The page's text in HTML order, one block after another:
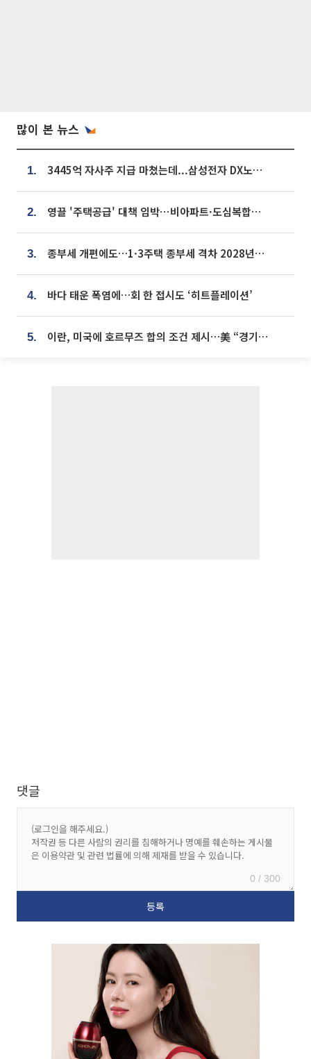
많이 본 뉴스
1. 3445억 자사주 지급 마쳤는데...삼성전자 DX노조, 뒤늦은 '떼쓰기 집회'
2. 영끌 '주택공급' 대책 임박⋯비아파트·도심복합까지 총동원
3. 종부세 개편에도…1·3주택 종부세 격차 2028년부터 확대
4. 바다 태운 폭염에…회 한 접시도 ‘히트플레이션’
5. 이란, 미국에 호르무즈 합의 조건 제시…美 “경기 아직 안 끝나” [종합]
댓글
0 / 300